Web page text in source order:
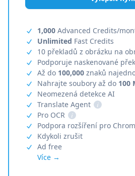
1,000 Advanced Credits/
Unlimited Fast Credits
10 překladů z obrázku na
Podporuje naskenované
Až do 100,000 znaků
Nahrajte soubory až do 100
Neomezená detekce AI
Translate Agent
i
Pro OCR
i
Podpora rozšíření pro
Kdykoli zrušit
Ad free
Více →